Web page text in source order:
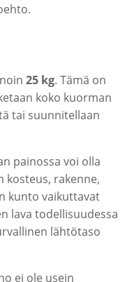
25 kg. Tämä on
koko kuorman
tai suunnitellaan
painossa voi olla
kosteus, rakenne,
kunto vaikuttavat
lava todellisuudessa
lähtötaso
ei ole usein